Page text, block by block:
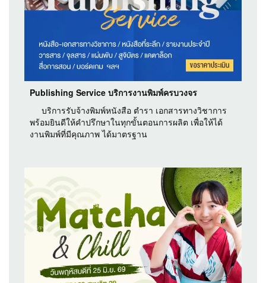
Publishing Service บริการงานพิมพ์ครบวงจร
บริการรับจ้างพิมพ์หนังสือ ตำรา เอกสารทางวิชาการ
พร้อมยินดีให้คำปรึกษาในทุกขั้นตอนการผลิต เพื่อให้ได้
งานพิมพ์ที่มีคุณภาพ ได้มาตรฐาน